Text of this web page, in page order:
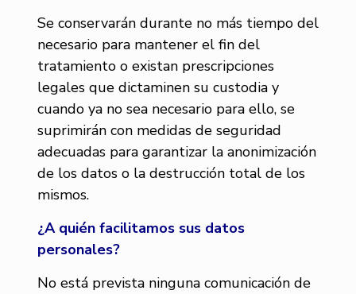
Se conservarán durante no más tiempo del
necesario para mantener el fin del
tratamiento o existan prescripciones
legales que dictaminen su custodia y
cuando ya no sea necesario para ello, se
suprimirán con medidas de seguridad
adecuadas para garantizar la anonimización
de los datos o la destrucción total de los
mismos.
¿A quién facilitamos sus datos
personales?
No está prevista ninguna comunicación de